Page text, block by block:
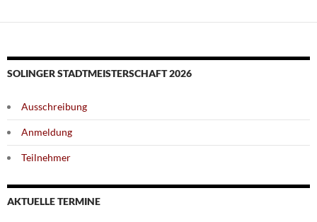
SOLINGER STADTMEISTERSCHAFT 2026
Ausschreibung
Anmeldung
Teilnehmer
AKTUELLE TERMINE